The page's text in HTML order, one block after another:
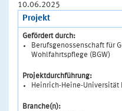
10.06.2025
Projekt
Gefördert durch:
Berufsgenossenschaft für
Wohlfahrtspflege (BGW)
Projektdurchführung:
Heinrich-Heine-Universität
Branche(n):